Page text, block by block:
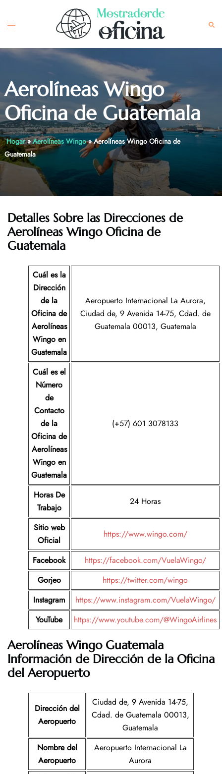
content
Toggle
Aerolíneas Wingo
Oficina de Guatemala
Hogar»Aerolíneas Wingo»Aerolíneas Wingo Oficina de
Guatemala
Detalles Sobre las Direcciones de
Aerolíneas Wingo Oficina de
Guatemala
Cuál es la
Dirección
de la
Oficina de
Aerolíneas
Wingo en
Guatemala
Aeropuerto Internacional La Aurora,
Ciudad de, 9 Avenida 14-75, Cdad. de
Guatemala 00013, Guatemala
Cuál es el
Número
de
Contacto
de la
Oficina de
Aerolíneas
Wingo en
Guatemala
(+57) 601 3078133
Horas De
Trabajo
24 Horas
Sitio web
Oficial
https://www.wingo.com/
Facebook
https://facebook.com/VuelaWingo/
Gorjeo
https://twitter.com/wingo
Instagram
https://www.instagram.com/VuelaWingo/
YouTube
https://www.youtube.com/@WingoAirlines
Aerolíneas Wingo Guatemala
Información de Dirección de la Oficina
del Aeropuerto
Dirección del
Aeropuerto
Ciudad de, 9 Avenida 14-75,
Cdad. de Guatemala 00013,
Guatemala
Nombre del
Aeropuerto
Aeropuerto Internacional La
Aurora